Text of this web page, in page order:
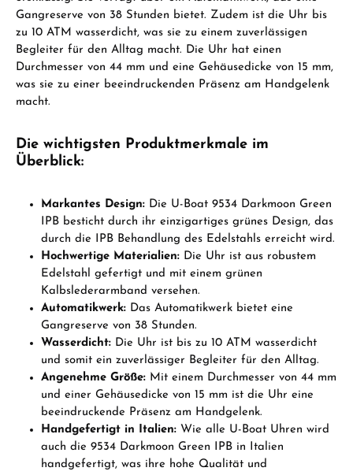
Gangreserve von 38 Stunden bietet. Zudem ist die Uhr bis
zu 10 ATM wasserdicht, was sie zu einem zuverlässigen
Begleiter für den Alltag macht. Die Uhr hat einen
Durchmesser von 44 mm und eine Gehäusedicke von 15 mm,
was sie zu einer beeindruckenden Präsenz am Handgelenk
macht.
Die wichtigsten Produktmerkmale im
Überblick:
Markantes Design: Die U-Boat 9534 Darkmoon Green
IPB besticht durch ihr einzigartiges grünes Design, das
durch die IPB Behandlung des Edelstahls erreicht wird.
Hochwertige Materialien: Die Uhr ist aus robustem
Edelstahl gefertigt und mit einem grünen
Kalbslederarmband versehen.
Automatikwerk: Das Automatikwerk bietet eine
Gangreserve von 38 Stunden.
Wasserdicht: Die Uhr ist bis zu 10 ATM wasserdicht
und somit ein zuverlässiger Begleiter für den Alltag.
Angenehme Größe: Mit einem Durchmesser von 44 mm
und einer Gehäusedicke von 15 mm ist die Uhr eine
beeindruckende Präsenz am Handgelenk.
Handgefertigt in Italien: Wie alle U-Boat Uhren wird
auch die 9534 Darkmoon Green IPB in Italien
handgefertigt, was ihre hohe Qualität und